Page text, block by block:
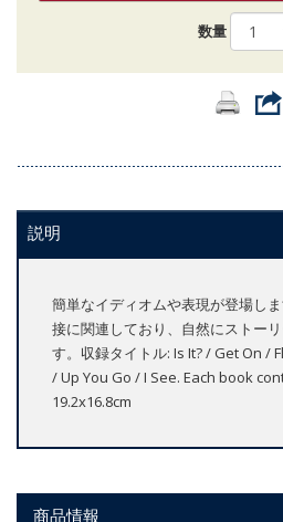
数量
説明
簡単なイディオムや表現が登場し
接に関連しており、自然にストー
す。収録タイトル: Is It? / Get On /
/ Up You Go / I See. Each book
19.2x16.8cm
商品情報